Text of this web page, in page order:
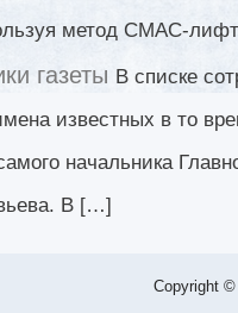
метод СМАС-
газеты В списке
известных в то
начальника
В […]
Copyright ©